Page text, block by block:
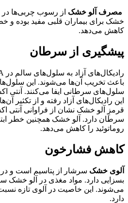
مصرف آلو خشک از رسوب چربی‌ها
خشک برای بیماران قلبی مفید بوده و
کاهش می‎‌دهد.
پیشگیری از سرطان
باعث تخریب آن‌ها می‌شوند. این
سلول‌های سرطانی ایفا می‌کنند. آنتی
این رادیکال‌های آزاد رفته و از تکثیر
قرمزِ آلو خشک نشان از فراوانی آنتی
سرطان دارد. آلو خشک همچنین خطر
روماتوئید را کاهش می‌دهد.
کاهش فشارخون
آلوی خشک سرشار از پتاسیم است و
بسزایی دارد. مواد مغذی در آلو
می‌شوند. این خاصیت در آلوی تازه
دارد.